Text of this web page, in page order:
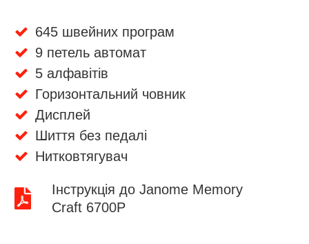
645 швейних програм
9 петель автомат
5 алфавітів
Горизонтальний човник
Дисплей
Шиття без педалі
Нитковтягувач
Інструкція до Janome Memory
Craft 6700P